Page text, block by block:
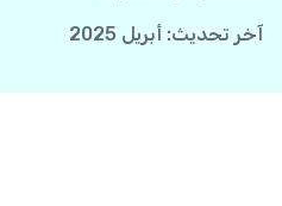
آخر تحديث: أبريل 2025